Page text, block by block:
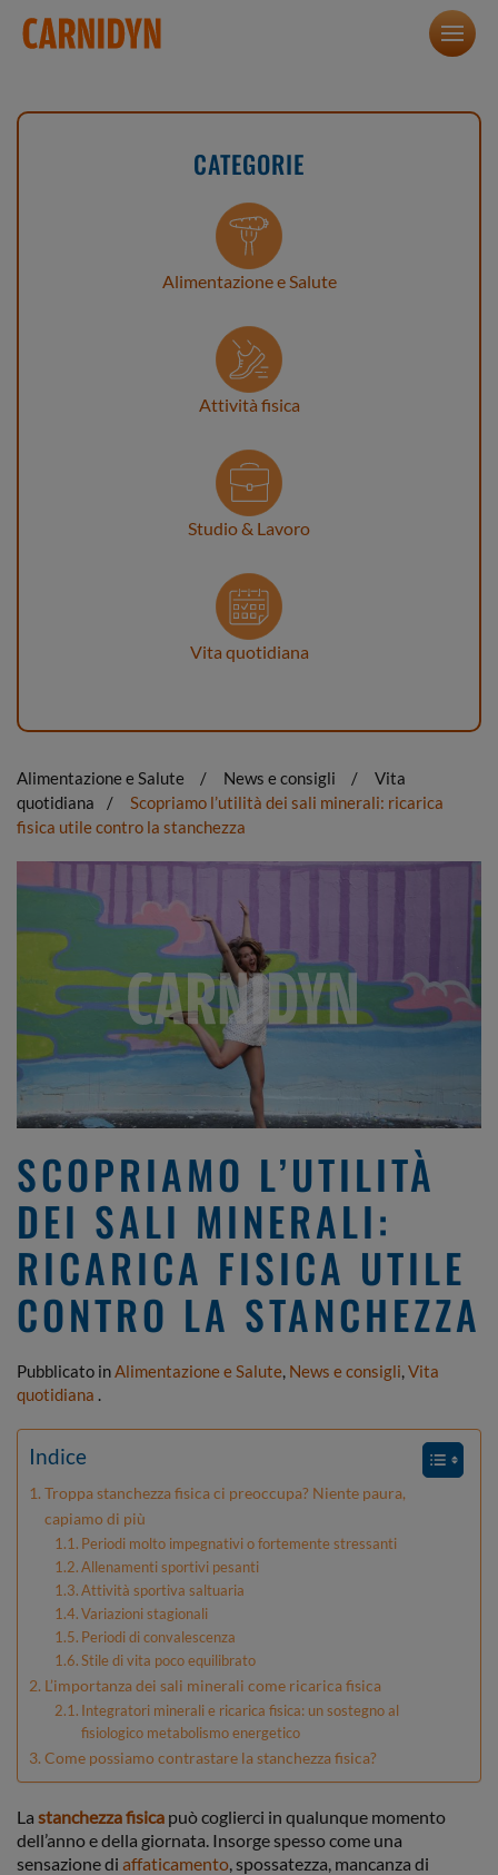
CATEGORIE
Alimentazione e Salute
Attività fisica
Studio & Lavoro
Vita quotidiana
Alimentazione e Salute News e consigli
Vita
quotidiana
Scopriamo l’utilità dei sali minerali: ricarica
fisica utile contro la stanchezza
SCOPRIAMO L’UTILITÀ
DEI SALI MINERALI:
RICARICA FISICA UTILE
CONTRO LA STANCHEZZA
Pubblicato inAlimentazione e Salute, News e consigli,Vita
quotidiana .
Indice
Troppa stanchezza fisica ci preoccupa? Niente paura,
capiamo di più
Periodi molto impegnativi o fortemente stressanti
Allenamenti sportivi pesanti
Attività sportiva saltuaria
Variazioni stagionali
Periodi di convalescenza
Stile di vita poco equilibrato
L’importanza dei sali minerali come ricarica fisica
Integratori minerali e ricarica fisica: un sostegno al
fisiologico metabolismo energetico
Come possiamo contrastare la stanchezza fisica?
La stanchezza fisica può coglierci in qualunque momento
dell’anno e della giornata. Insorge spesso come una
sensazione di affaticamento, spossatezza, mancanza di